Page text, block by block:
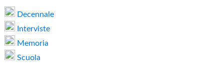
Decennale
Interviste
Memoria
Scuola